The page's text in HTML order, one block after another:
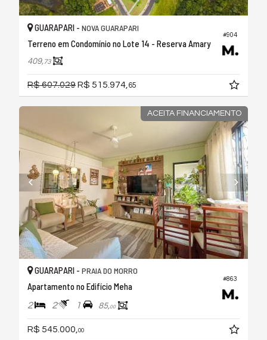
#904
GUARAPARI - NOVA GUARAPARI
Terreno em Condomínio no Lote 14 - Reserva Amary
409,73
R$ 607.029R$ 515.974, 65
ACEITA FINANCIAMENTO
#863
GUARAPARI - PRAIA DO MORRO
Apartamento no Edifício Meha
2 2 1 85,00
R$ 545.000,00